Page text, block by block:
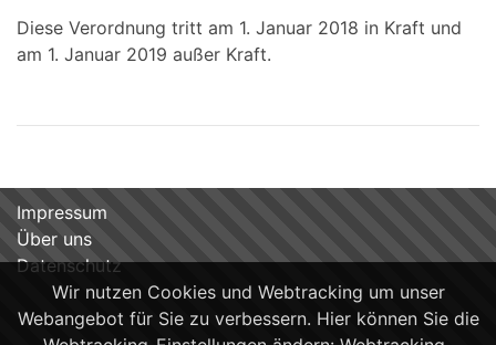
Diese Verordnung tritt am 1. Januar 2018 in Kraft und
am 1. Januar 2019 außer Kraft.
Wir nutzen Cookies und Webtracking um unser
Webangebot für Sie zu verbessern. Hier können Sie die
Impressum
Über uns
Datenschutz